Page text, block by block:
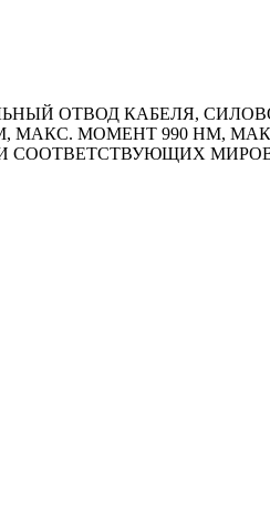
ОТВОД КАБЕЛЯ,
МОМЕНТ 990 HM,
И СООТВЕТСТВУЮЩИХ